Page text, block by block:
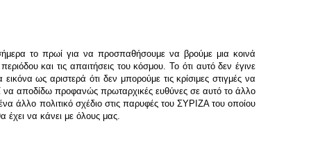
το πρωί για να προσπαθήσουμε να βρούμε μια κοινά
και τις απαιτήσεις του κόσμου. Το ότι αυτό δεν έγινε
ως αριστερά ότι δεν μπορούμε τις κρίσιμες στιγμές να
να αποδίδω προφανώς πρωταρχικές ευθύνες σε αυτό το άλλο
άλλο πολιτικό σχέδιο στις παρυφές του ΣΥΡΙΖΑ του οποίου
έχει να κάνει με όλους μας.